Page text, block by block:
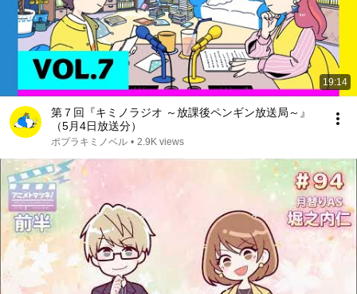
19:14
第７回『キミノラジオ ～放課後ペンギン放送局～』
（5月4日放送分）
ポプラキミノベル • 2.9K views